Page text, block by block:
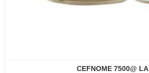
CEFNOME 7500@ LA